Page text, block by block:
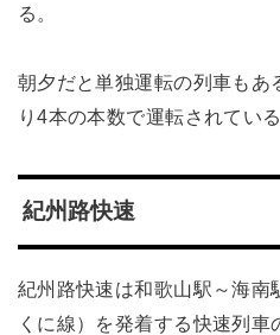
る。
朝夕だと単独運転の列車もあ
り4本の本数で運転されている
紀州路快速
紀州路快速は和歌山駅～海南
くに線）を発着する快速列車